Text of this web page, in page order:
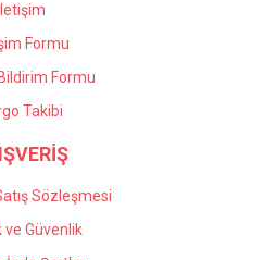
Formu
Formu
Takibi
Sözleşmesi
ve Güvenlik